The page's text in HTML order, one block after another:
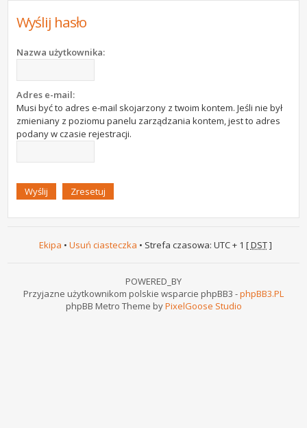
Wyślij hasło
Nazwa użytkownika:
Adres e-mail:
Musi być to adres e-mail skojarzony z twoim kontem. Jeśli nie był
zmieniany z poziomu panelu zarządzania kontem, jest to adres
podany w czasie rejestracji.
Ekipa • Usuń ciasteczka • Strefa czasowa: UTC + 1 [DST]
POWERED_BY
Przyjazne użytkownikom polskie wsparcie phpBB3 -phpBB3.PL
phpBB Metro Theme byPixelGoose Studio